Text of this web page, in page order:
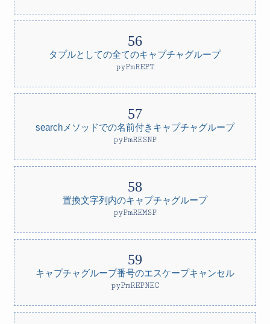
タプルとしての全てのキャプチャグループ
pyPmREPT
searchメソッドでの名前付きキャプチャグループ
pyPmRESNP
置換文字列内のキャプチャグループ
pyPmREMSP
キャプチャグループ番号のエスケープキャンセル
pyPmREPNEC